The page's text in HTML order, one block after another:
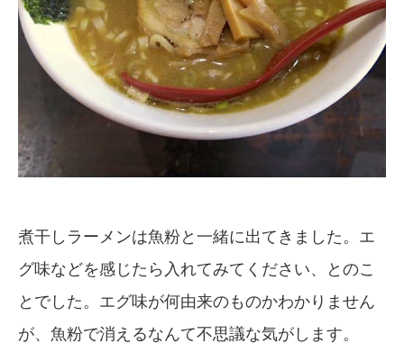
煮干しラーメンは魚粉と一緒に出てきました。エ
グ味などを感じたら入れてみてください、とのこ
とでした。エグ味が何由来のものかわかりません
が、魚粉で消えるなんて不思議な気がします。